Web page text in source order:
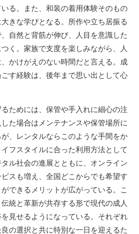
る。また、和装の着用体験そのもの
きな学びとなる。所作や立ち居振る
自然と背筋が伸び、人目を意識した
く。家族で支度を楽しみながら、人
かけがえのない時間だと言える。成
す経験は、後年まで思い出として心
ためには、保管や手入れに細心の注
た場合はメンテナンスや保管場所に
、レンタルならこのような手間をか
フスタイルに合った利用方法として
ル社会の進展とともに、オンライン
スも増え、全国どこからでも希望す
できるメリットが広がっている。こ
統と革新が共存する形で現代の成人
見せるようになっている。それぞれ
の選択と共に特別な一日を迎えるた